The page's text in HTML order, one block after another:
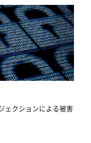
ェクションによる被害